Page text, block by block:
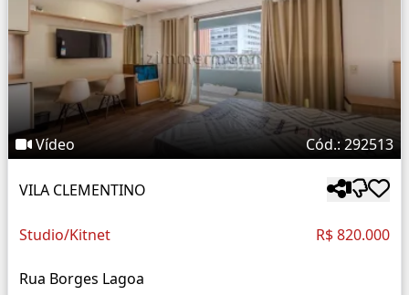
Vídeo Cód.: 292513
VILA CLEMENTINO
Studio/Kitnet R$ 820.000
Rua Borges Lagoa